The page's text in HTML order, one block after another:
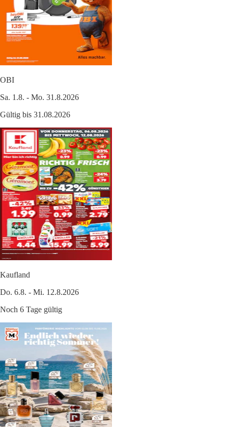
OBI
Sa. 1.8. - Mo. 31.8.2026
Gültig bis 31.08.2026
Kaufland
Do. 6.8. - Mi. 12.8.2026
Noch 6 Tage gültig